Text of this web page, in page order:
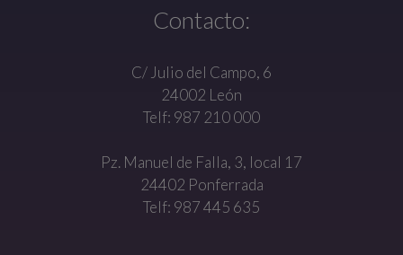
Contacto:
C/ Julio del Campo, 6
24002 León
Telf: 987 210 000
Pz. Manuel de Falla, 3, local 17
24402 Ponferrada
Telf: 987 445 635